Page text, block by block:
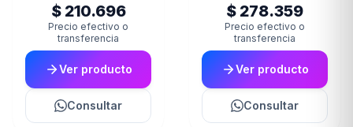
$ 210.696
Precio efectivo o
transferencia
Ver producto
Consultar
$ 278.359
Precio efectivo o
transferencia
Ver producto
Consultar